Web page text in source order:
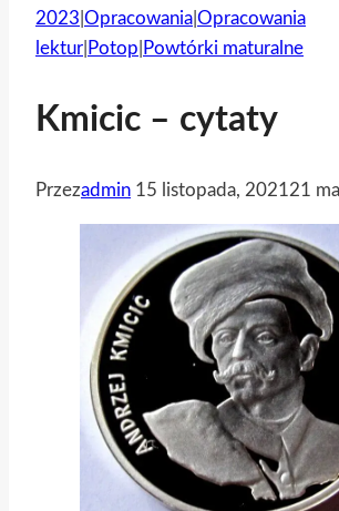
2023 Opracowania Opracowania
lektur Potop Powtórki maturalne
Kmicic – cytaty
Przezadmin 15 listopada, 202121